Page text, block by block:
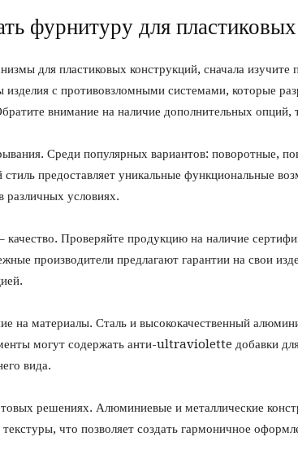
фурнитуру для
для пластиковых конструкций, сначала изучите
изделия с противовзломными системами, которые
внимание на наличие дополнительных опций,
Среди популярных вариантов: поворотные,
предоставляет уникальные функциональные
различных условиях.
Проверяйте продукцию на наличие
производители предлагают гарантии на свои
на материалы. Сталь и высококачественный
могут содержать анти-ultraviolette добавки
вида.
решениях. Алюминиевые и металлические
текстуры, что позволяет создать гармоничное